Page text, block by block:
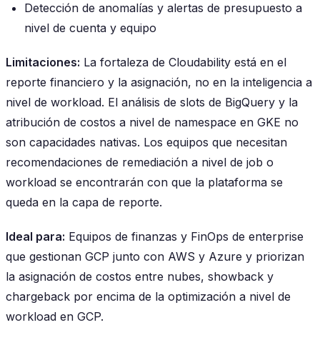
Detección de anomalías y alertas de presupuesto a
nivel de cuenta y equipo
Limitaciones: La fortaleza de Cloudability está en el
reporte financiero y la asignación, no en la inteligencia a
nivel de workload. El análisis de slots de BigQuery y la
atribución de costos a nivel de namespace en GKE no
son capacidades nativas. Los equipos que necesitan
recomendaciones de remediación a nivel de job o
workload se encontrarán con que la plataforma se
queda en la capa de reporte.
Ideal para: Equipos de finanzas y FinOps de enterprise
que gestionan GCP junto con AWS y Azure y priorizan
la asignación de costos entre nubes, showback y
chargeback por encima de la optimización a nivel de
workload en GCP.